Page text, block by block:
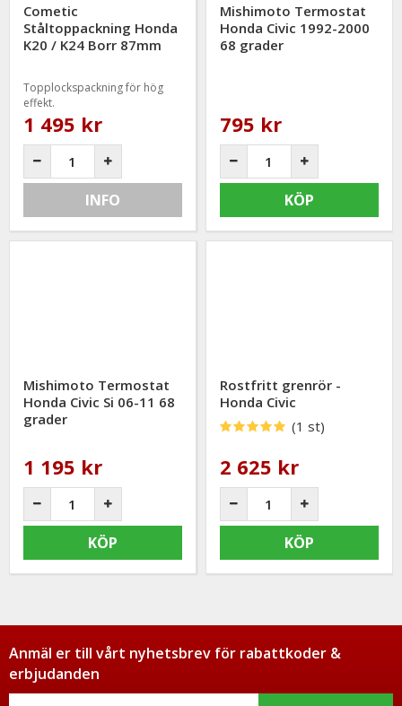
Cometic
Ståltoppackning Honda
K20 / K24 Borr 87mm
Topplockspackning för hög
effekt.
1 495 kr
INFO
Mishimoto Termostat
Honda Civic 1992-2000
68 grader
795 kr
KÖP
Mishimoto Termostat
Honda Civic Si 06-11 68
grader
1 195 kr
KÖP
Rostfritt grenrör -
Honda Civic
(1 st)
2 625 kr
KÖP
Anmäl er till vårt nyhetsbrev för rabattkoder &
erbjudanden